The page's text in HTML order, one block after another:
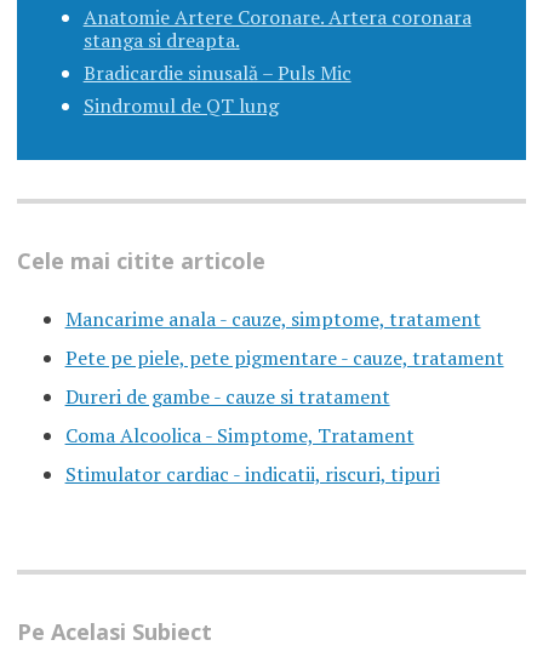
Anatomie Artere Coronare. Artera coronara
stanga si dreapta.
Bradicardie sinusală – Puls Mic
Sindromul de QT lung
Cele mai citite articole
Mancarime anala - cauze, simptome, tratament
Pete pe piele, pete pigmentare - cauze, tratament
Dureri de gambe - cauze si tratament
Coma Alcoolica - Simptome, Tratament
Stimulator cardiac - indicatii, riscuri, tipuri
Pe Acelasi Subiect